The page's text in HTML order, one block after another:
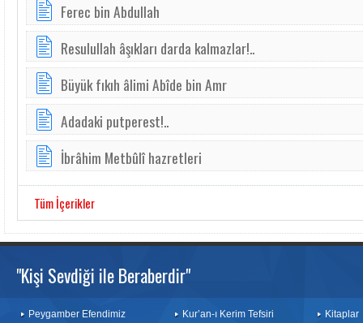
Ferec bin Abdullah
Re­su­lul­lah â­şık­la­rı ­dar­da kal­maz­lar!..
Büyük fıkıh âlimi Abîde bin Amr
Adadaki putperest!..
İbrâhim Metbûlî hazretleri
Tüm İçerikler
"Kişi Sevdiği ile Beraberdir"
Peygamber Efendimiz Kur’an-ı Kerim Tefsiri Kitaplar